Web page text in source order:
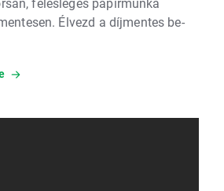
Élvezd a díjmentes be-